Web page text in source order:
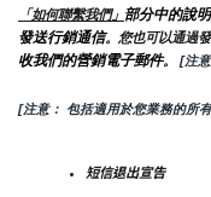
「如何聯繫我們」 部分中的說
發送行銷通信。您也可以通過
收我們的營銷電子郵件。 [注
[注意： 包括適用於您業務的所
短信退出宣告